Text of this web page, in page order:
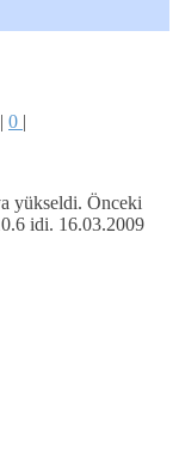
0 |
yükseldi. Önceki
idi. 16.03.2009